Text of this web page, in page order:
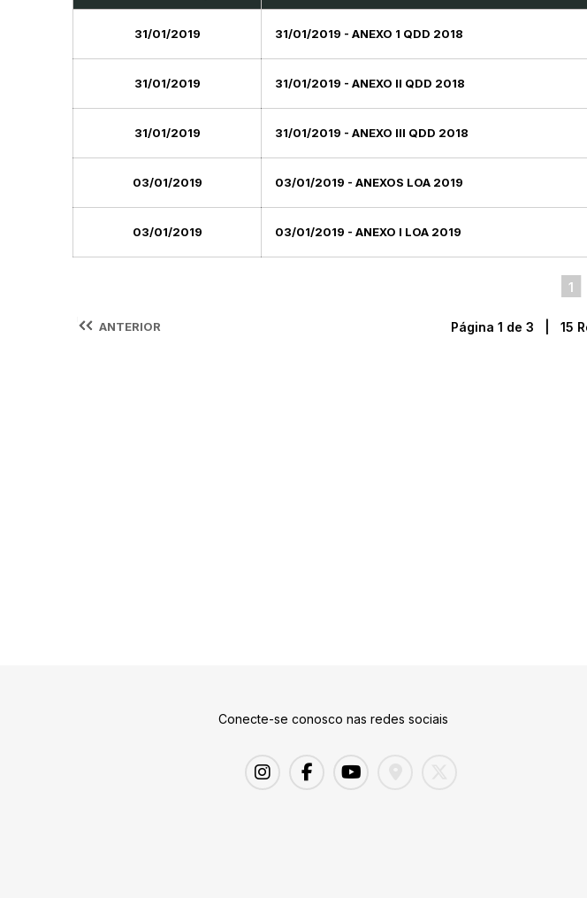
31/01/2019 31/01/2019 - ANEXO 1 QDD 2018
31/01/2019 31/01/2019 - ANEXO II QDD 2018
31/01/2019 31/01/2019 - ANEXO III QDD 2018
03/01/2019 03/01/2019 - ANEXOS LOA 2019
03/01/2019 03/01/2019 - ANEXO I LOA 2019
1
ANTERIOR Página 1 de 3 | 15
Conecte-se conosco nas redes sociais